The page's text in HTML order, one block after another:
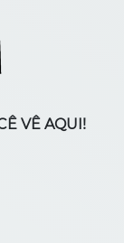
VÊ AQUI!